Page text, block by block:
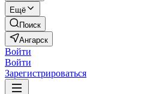
Ещё
Поиск
Ангарск
Войти
Войти
Зарегистрироваться